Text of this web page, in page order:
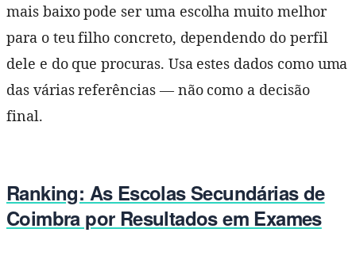
mais baixo pode ser uma escolha muito melhor
para o teu filho concreto, dependendo do perfil
dele e do que procuras. Usa estes dados como uma
das várias referências — não como a decisão
final.
Ranking: As Escolas Secundárias de
Coimbra por Resultados em Exames